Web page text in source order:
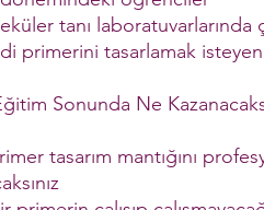
tanı laboratuvarlarında
primerini tasarlamak
Sonunda Ne
tasarım mantığını